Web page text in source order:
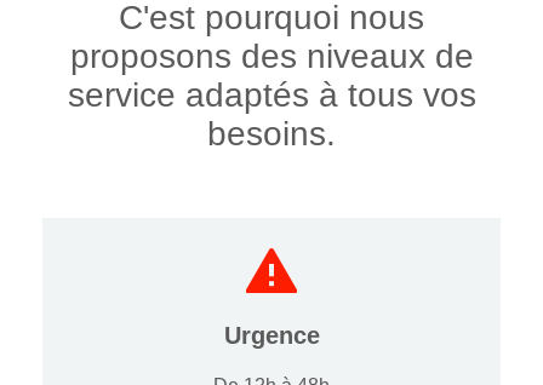
C'est pourquoi nous
proposons des niveaux de
service adaptés à tous vos
besoins.
Urgence